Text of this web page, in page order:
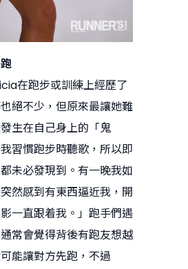
在跑步或訓練上經歷了
絕不少，但原來最讓她難
生在自己身上的「鬼
習慣跑步時聽歌，所以即
未必發現到。有一晚我如
然感到有東西逼近我，開
一直跟着我。」跑手們遇
常會覺得背後有跑友想越
能讓對方先跑，不過